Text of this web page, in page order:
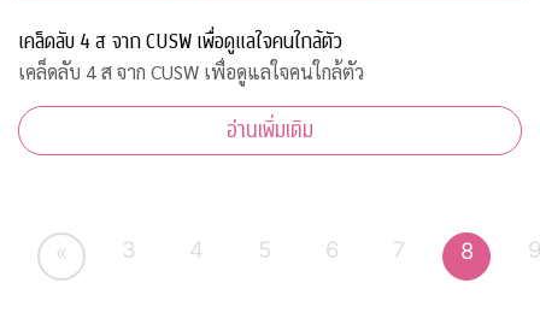
เคล็ดลับ 4 ส จาก CUSW เพื่อดูแลใจคนใกล้ตัว
เคล็ดลับ 4 ส จาก CUSW เพื่อดูแลใจคนใกล้ตัว
อ่านเพิ่มเติม
« 3 4 5 6 7 8 9